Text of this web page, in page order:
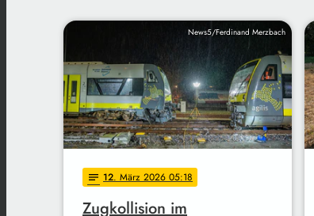
News5/Ferdinand Merzbach
notes 12. März 2026 05:18
Zugkollision im